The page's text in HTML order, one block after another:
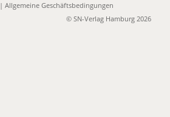
|Allgemeine Geschäftsbedingungen
© SN-Verlag Hamburg 2026